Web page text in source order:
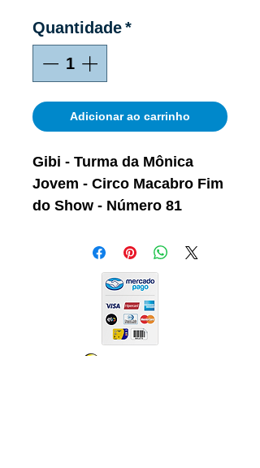
Quantidade*
Adicionar ao carrinho
Gibi - Turma da Mônica
Jovem - Circo Macabro Fim
do Show - Número 81